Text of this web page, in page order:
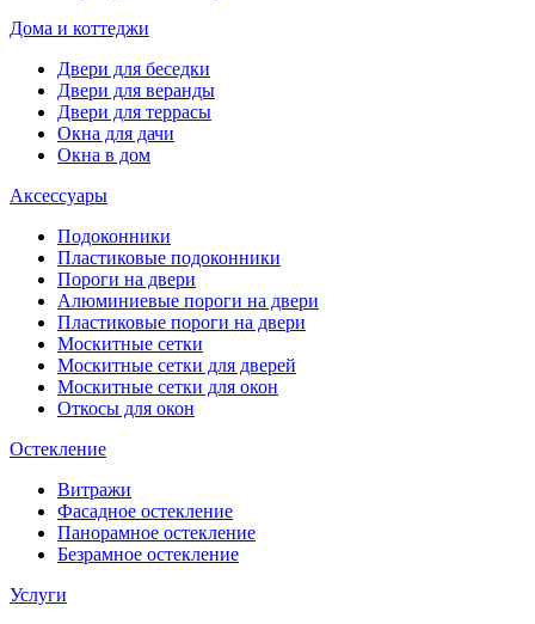
Дома и коттеджи
Двери для беседки
Двери для веранды
Двери для террасы
Окна для дачи
Окна в дом
Аксессуары
Подоконники
Пластиковые подоконники
Пороги на двери
Алюминиевые пороги на двери
Пластиковые пороги на двери
Москитные сетки
Москитные сетки для дверей
Москитные сетки для окон
Откосы для окон
Остекление
Витражи
Фасадное остекление
Панорамное остекление
Безрамное остекление
Услуги